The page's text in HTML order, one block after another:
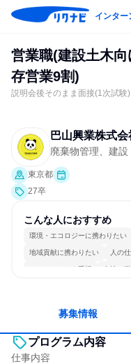
インター
営業職(建設土木
存営業9割)
説明会後そのまま面接(1次試
巴山興業株式会
廃棄物管理、建
東京都
27卒
こんな人におすすめ
環境・エコロジーに携わりたい
地域貢献に携わりたい 人の
チームワークを重視 女性が
募集情報
プログラム内容
仕事内容